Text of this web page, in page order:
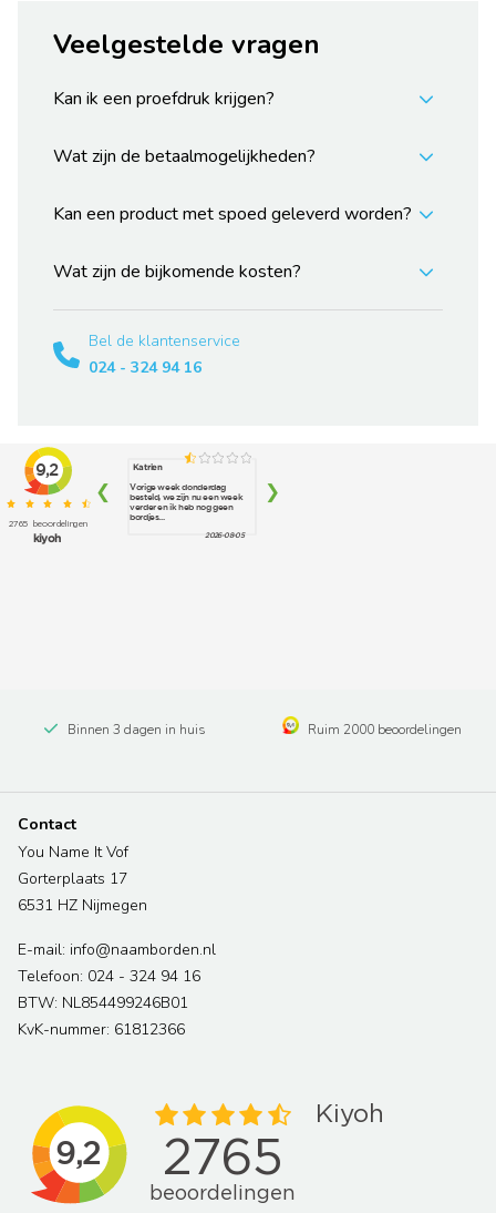
Veelgestelde vragen
Kan ik een proefdruk krijgen?
Wat zijn de betaalmogelijkheden?
Kan een product met spoed geleverd worden?
Wat zijn de bijkomende kosten?
Bel de klantenservice
024 - 324 94 16
Binnen 3 dagen in huis Ruim 2000 beoordelingen
Contact
You Name It Vof
Gorterplaats 17
6531 HZ Nijmegen
E-mail: info@naamborden.nl
Telefoon: 024 - 324 94 16
BTW: NL854499246B01
KvK-nummer: 61812366